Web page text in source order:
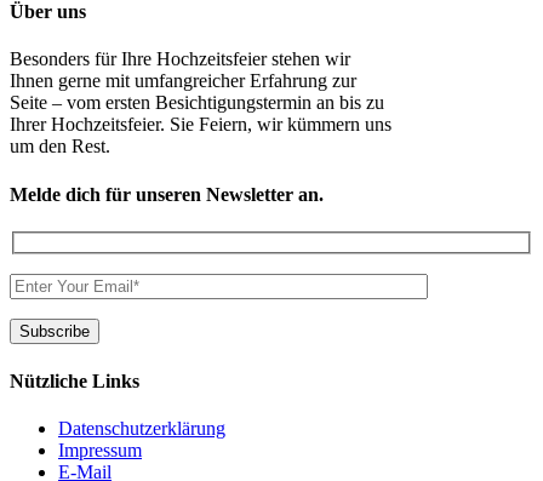
Über uns
Besonders für Ihre Hochzeitsfeier stehen wir
Ihnen gerne mit umfangreicher Erfahrung zur
Seite – vom ersten Besichtigungstermin an bis zu
Ihrer Hochzeitsfeier. Sie Feiern, wir kümmern uns
um den Rest.
Melde dich für unseren Newsletter an.
Nützliche Links
Datenschutzerklärung
Impressum
E-Mail